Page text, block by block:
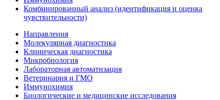
Комбинированный анализ (идентификация и оценка
чувствительности)
Направления
Молекулярная диагностика
Клиническая диагностика
Микробиология
Лабораторная автоматизация
Ветеринария и ГМО
Иммунохимия
Биологические и медицинские исследования